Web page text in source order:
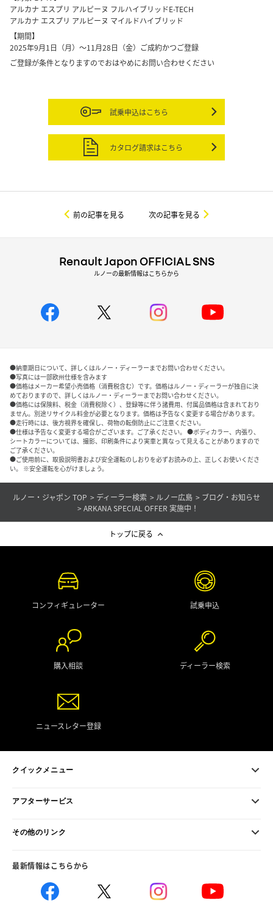
アルカナ エスプリ アルピーヌ フルハイブリッドE-TECH
アルカナ エスプリ アルピーヌ マイルドハイブリッド
【期間】
2025年9月1日（月）～11月28日（金）ご成約かつご登録
ご登録が条件となりますのでおはやめにお問い合わせください
試乗申込はこちら
カタログ請求はこちら
前の記事を見る 次の記事を見る
Renault Japon OFFICIAL SNS
ルノーの最新情報はこちらから
●納車期日について、詳しくはルノー・ディーラーまでお問い合わせください。
●写真には一部欧州仕様を含みます
●価格はメーカー希望小売価格（消費税含む）です。価格はルノー・ディーラーが独自に決
めておりますので、詳しくはルノー・ディーラーまでお問い合わせください。
●価格には保険料、税金（消費税除く）、登録等に伴う諸費用、付属品価格は含まれており
ません。別途リサイクル料金が必要となります。価格は予告なく変更する場合があります。
●走行時には、後方視界を確保し、荷物の転倒防止にご注意ください。
●仕様は予告なく変更する場合がございます。ご了承ください。 ●ボディカラー、内張り、
シートカラーについては、撮影、印刷条件により実車と異なって見えることがありますので
ご了承ください。
●ご使用前に、取扱説明書および安全運転のしおりを必ずお読みの上、正しくお使いくださ
い。 ※安全運転を心がけましょう。
ルノー・ジャポン TOP ディーラー検索 ルノー広島
ブログ・お知らせ
ARKANA SPECIAL OFFER 実施中！
トップに戻る
コンフィギュレーター 試乗申込
購入相談 ディーラー検索
ニュースレター登録
クイックメニュー
アフターサービス
その他のリンク
最新情報はこちらから